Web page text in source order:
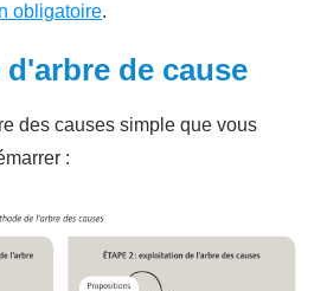
obligatoire.
d'arbre de cause
des causes simple que vous
: